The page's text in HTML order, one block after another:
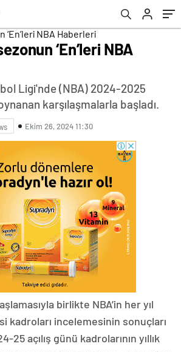
‘En’leri NBA
Ligi'nde (NBA) 2024-2025
karşılaşmalarla başladı.
Ekim 26, 2024 11:30
birlikte NBA’in her yıl
kadroları incelemesinin sonuçları
25 açılış günü kadrolarının yıllık